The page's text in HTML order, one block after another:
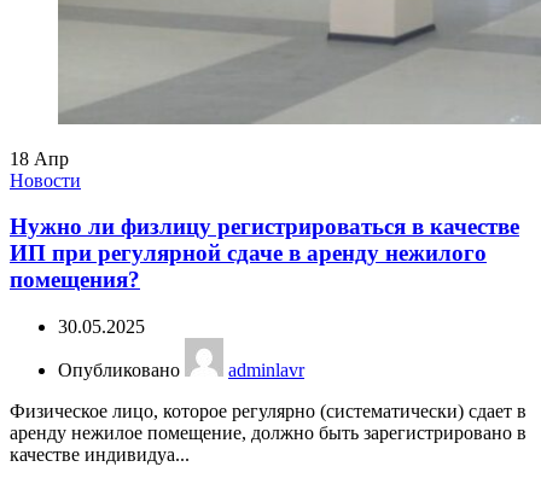
18 Апр
Новости
Нужно ли физлицу регистрироваться в качестве
ИП при регулярной сдаче в аренду нежилого
помещения?
30.05.2025
Опубликовано
adminlavr
Физическое лицо, которое регулярно (систематически) сдает в
аренду нежилое помещение, должно быть зарегистрировано в
качестве индивидуа...